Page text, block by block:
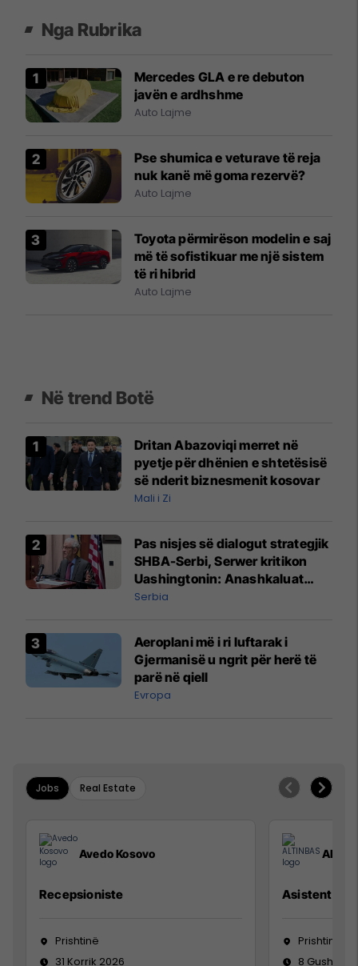
Nga Rubrika
Mercedes GLA e re debuton
javën e ardhshme
Auto Lajme
Pse shumica e veturave të reja
nuk kanë më goma rezervë?
Auto Lajme
Toyota përmirëson modelin e saj
më të sofistikuar me një sistem
të ri hibrid
Auto Lajme
Në trend Botë
Dritan Abazoviqi merret në
pyetje për dhënien e shtetësisë
së nderit biznesmenit kosovar
Mali i Zi
Pas nisjes së dialogut strategjik
SHBA-Serbi, Serwer kritikon
Uashingtonin: Anashkaluat
Banjskën, sulmin ndaj KFOR-it
Serbia
Aeroplani më i ri luftarak i
Gjermanisë u ngrit për herë të
parë në qiell
Evropa
Jobs Real Estate
Avedo Kosovo
Recepsioniste
Prishtinë
31 Korrik 2026
Asistente e
Prishtinë
8 Gusht